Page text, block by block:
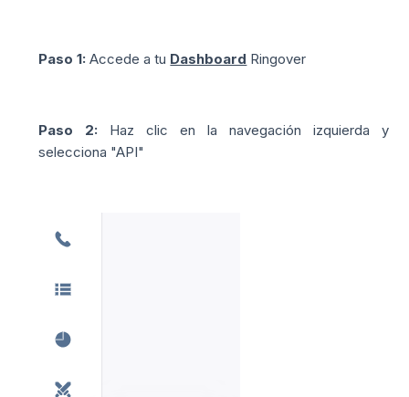
Paso 1: Accede a tu Dashboard Ringover
Paso 2: Haz clic en la navegación izquierda y
selecciona "API"